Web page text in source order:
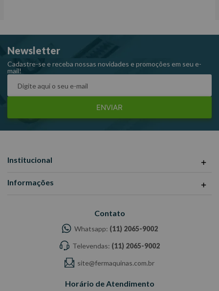
hexalobular interno
Peso: 38g
Ref: 302327
Garantia:1 ano
-Imagens meramente ilustrativas
-Todas as informações divulgadas são de responsabilidade do
Newsletter
Cadastre-se e receba nossas novidades e promoções em seu e-
mail!
ENVIAR
Institucional
Informações
Contato
Whatsapp: (11) 2065-9002
Televendas: (11) 2065-9002
site@fermaquinas.com.br
Horário de Atendimento